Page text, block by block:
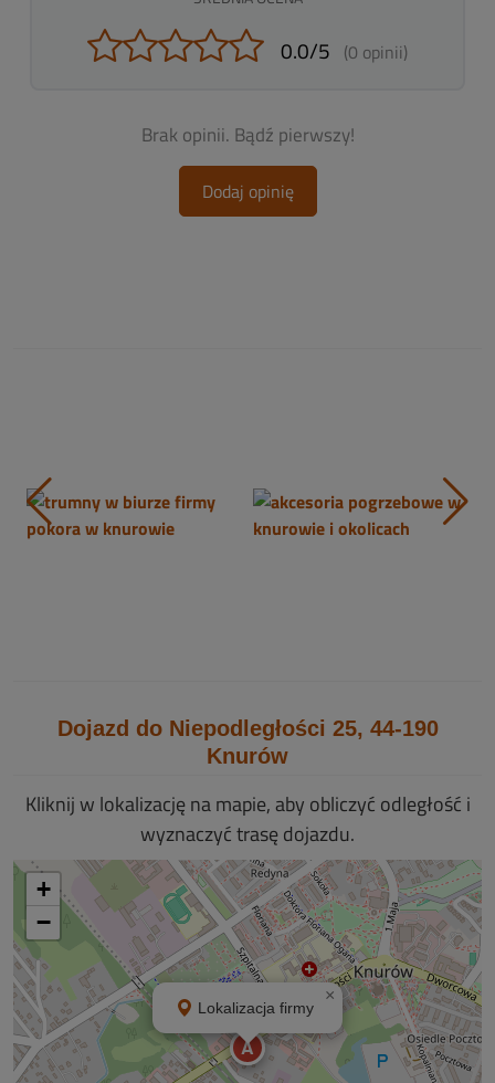
0.0/5 (0 opinii)
Brak opinii. Bądź pierwszy!
Dodaj opinię
Dojazd do Niepodległości 25, 44-190
Knurów
Kliknij w lokalizację na mapie, aby obliczyć odległość i
wyznaczyć trasę dojazdu.
A
Lokalizacja firmy
×
+
−